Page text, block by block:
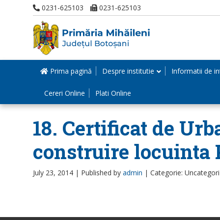
0231-625103 0231-625103
Prima pagină Despre institutie Informatii de
Cereri Online Plati Online
18. Certificat de
construire locuinta
July 23, 2014 | Published by admin | Categorie: